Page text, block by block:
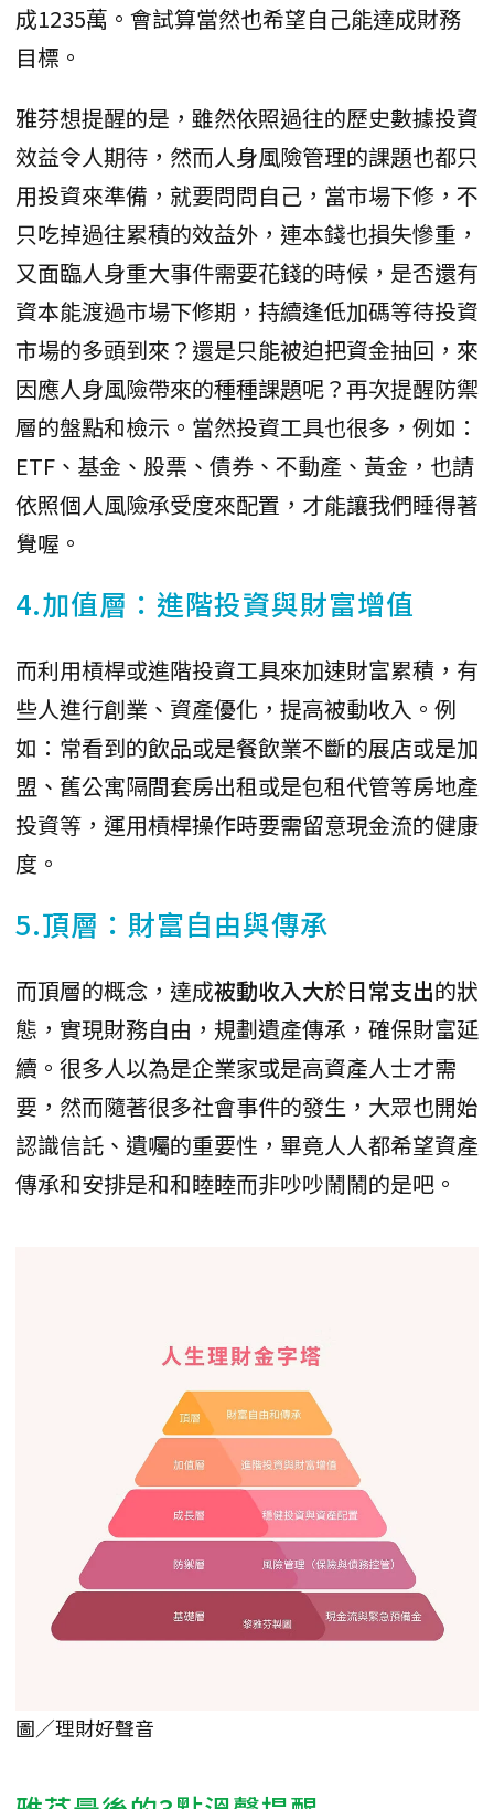
成1235萬。會試算當然也希望自己能達成財務
目標。
雅芬想提醒的是，雖然依照過往的歷史數據投資
效益令人期待，然而人身風險管理的課題也都只
用投資來準備，就要問問自己，當市場下修，不
只吃掉過往累積的效益外，連本錢也損失慘重，
又面臨人身重大事件需要花錢的時候，是否還有
資本能渡過市場下修期，持續逢低加碼等待投資
市場的多頭到來？還是只能被迫把資金抽回，來
因應人身風險帶來的種種課題呢？再次提醒防禦
層的盤點和檢示。當然投資工具也很多，例如：
ETF、基金、股票、債券、不動產、黃金，也請
依照個人風險承受度來配置，才能讓我們睡得著
覺喔。
4.加值層：進階投資與財富增值
而利用槓桿或進階投資工具來加速財富累積，有
些人進行創業、資產優化，提高被動收入。例
如：常看到的飲品或是餐飲業不斷的展店或是加
盟、舊公寓隔間套房出租或是包租代管等房地產
投資等，運用槓桿操作時要需留意現金流的健康
度。
5.頂層：財富自由與傳承
而頂層的概念，達成被動收入大於日常支出的狀
態，實現財務自由，規劃遺產傳承，確保財富延
續。很多人以為是企業家或是高資產人士才需
要，然而隨著很多社會事件的發生，大眾也開始
認識信託、遺囑的重要性，畢竟人人都希望資產
傳承和安排是和和睦睦而非吵吵鬧鬧的是吧。
圖／理財好聲音